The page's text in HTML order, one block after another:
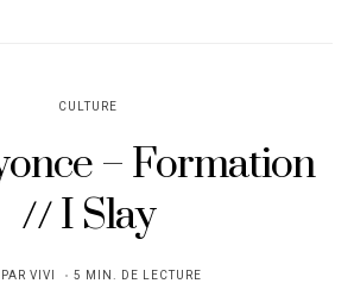
CULTURE
– Formation
// I Slay
PAR VIVI 5 MIN. DE LECTURE